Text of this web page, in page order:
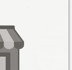
かけると申し
の一言でお願
。心強い先生